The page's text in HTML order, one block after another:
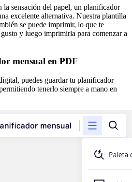
la sensación del papel, un planificador
excelente alternativa. Nuestra plantilla
se puede imprimir, lo que te
y luego imprimirla para comenzar a
mensual en PDF
puedes guardar tu planificador
tenerlo siempre a mano en